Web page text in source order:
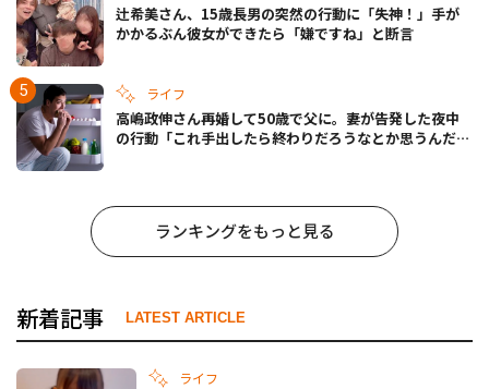
辻希美さん、15歳長男の突然の行動に「失神！」手が
かかるぶん彼女ができたら「嫌ですね」と断言
ライフ
高嶋政伸さん再婚して50歳で父に。妻が告発した夜中
の行動「これ手出したら終わりだろうなとか思うんだけ
ランキングをもっと見る
新着記事 LATEST ARTICLE
ライフ